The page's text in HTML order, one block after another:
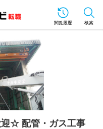
閲覧履歴 検索
☆ 配管・ガス工事